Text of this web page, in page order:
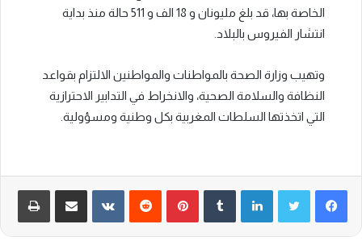
الخاصة بها، قد بلغ مليونان و 18 الف و 511 حالة منذ بداية
انتشار الفيروس بالبلاد.
وتهيب وزارة الصحة بالمواطنات والمواطنين الالتزام بقواعد
النظافة والسلامة الصحية، والانخراط في التدابير الاحترازية
التي اتخذتها السلطات المغربية بكل وطنية ومسؤولية.
لينكدإن ‏Tumblr بينتيريست ‏Reddit
‏VKontakte مشاركة عبر البريد طباعة